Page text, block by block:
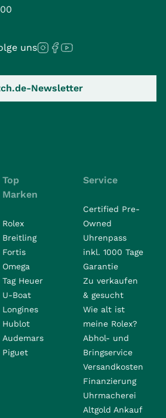
uns
Newsletter
Top
Marken
Rolex
Breitling
Fortis
Omega
Tag Heuer
U-Boat
Longines
Hublot
Audemars
Piguet
Service
Certified Pre-
Owned
Uhrenpass
inkl. 1000 Tage
Garantie
Zu verkaufen
& gesucht
Wie alt ist
meine Rolex?
Abhol- und
Bringservice
Versandkosten
Finanzierung
Uhrmacherei
Altgold Ankauf